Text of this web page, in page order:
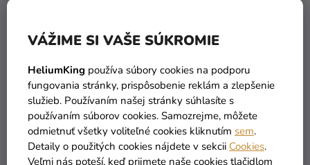
VÁŽIME SI VAŠE SÚKROMIE
HeliumKing používa súbory cookies na podporu
fungovania stránky, prispôsobenie reklám a zlepšenie
služieb. Používaním našej stránky súhlasíte s
používaním súborov cookies. Samozrejme, môžete
odmietnuť všetky voliteľné cookies kliknutím sem.
Detaily o použitých cookies nájdete v sekcii Cookies.
Veľmi nás poteší, keď prijmete naše cookies tlačidlom
Pánsky kostým -
Stredoveký rytier
29,90 €
DETAIL
Dámsky kostým -
Stredoveká princezná
38,89 €
DETAIL